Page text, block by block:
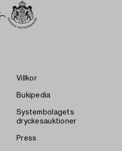
Villkor
Bukipedia
Systembolagets
dryckesauktioner
Press